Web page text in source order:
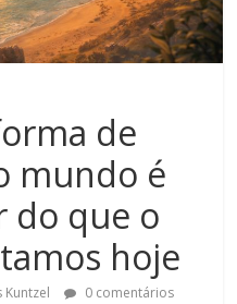
de
mundo é
do que o
hoje
Kuntzel
0 comentários